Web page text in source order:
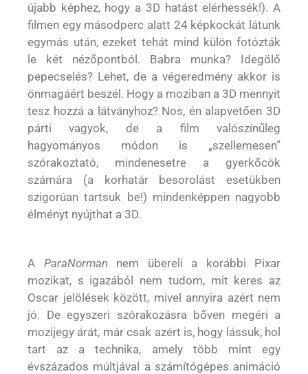
újabb képhez, hogy a 3D hatást elérhessék!). A
filmen egy másodperc alatt 24 képkockát látunk
egymás után, ezeket tehát mind külön fotózták
le két nézőpontból. Babra munka? Idegölő
pepecselés? Lehet, de a végeredmény akkor is
önmagáért beszél. Hogy a moziban a 3D mennyit
tesz hozzá a látványhoz? Nos, én alapvetően 3D
párti vagyok, de a film valószínűleg
hagyományos módon is „szellemesen”
szórakoztató, mindenesetre a gyerkőcök
számára (a korhatár besorolást esetükben
szigorúan tartsuk be!) mindenképpen nagyobb
élményt nyújthat a 3D.
A ParaNorman nem übereli a korábbi Pixar
mozikat, s igazából nem tudom, mit keres az
Oscar jelölések között, mivel annyira azért nem
jó. De egyszeri szórakozásra bőven megéri a
mozijegy árát, már csak azért is, hogy lássuk, hol
tart az a technika, amely több mint egy
évszázados múltjával a számítógépes animáció